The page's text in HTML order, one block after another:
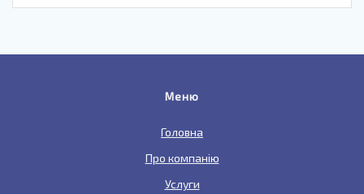
Меню
Головна
Про компанію
Услуги